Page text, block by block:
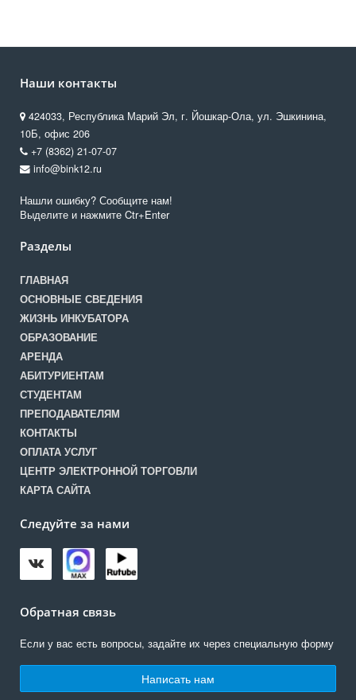
Наши контакты
424033, Республика Марий Эл, г. Йошкар-Ола, ул. Эшкинина,
10Б, офис 206
+7 (8362) 21-07-07
info@bink12.ru
Нашли ошибку? Сообщите нам!
Выделите и нажмите Ctr+Enter
Разделы
ГЛАВНАЯ
ОСНОВНЫЕ СВЕДЕНИЯ
ЖИЗНЬ ИНКУБАТОРА
ОБРАЗОВАНИЕ
АРЕНДА
АБИТУРИЕНТАМ
СТУДЕНТАМ
ПРЕПОДАВАТЕЛЯМ
КОНТАКТЫ
ОПЛАТА УСЛУГ
ЦЕНТР ЭЛЕКТРОННОЙ ТОРГОВЛИ
КАРТА САЙТА
Следуйте за нами
Обратная связь
Если у вас есть вопросы, задайте их через специальную форму
Написать нам